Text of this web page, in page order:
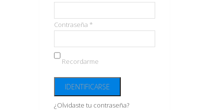
Contraseña *
Recordarme
¿Olvidaste tu contraseña?